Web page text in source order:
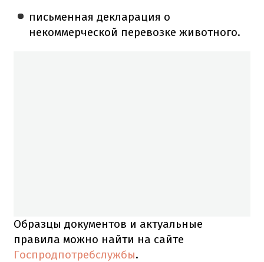
письменная декларация о
некоммерческой перевозке животного.
Образцы документов и актуальные
правила можно найти на сайте
Госпродпотребслужбы.